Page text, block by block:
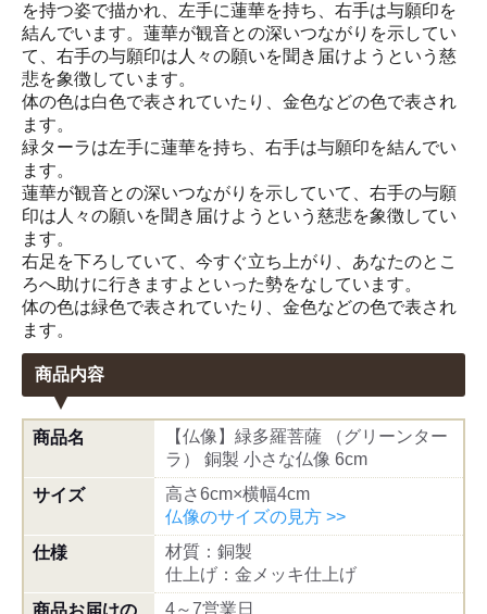
を持つ姿で描かれ、左手に蓮華を持ち、右手は与願印を
結んでいます。蓮華が観音との深いつながりを示してい
て、右手の与願印は人々の願いを聞き届けようという慈
悲を象徴しています。
体の色は白色で表されていたり、金色などの色で表され
ます。
緑ターラは左手に蓮華を持ち、右手は与願印を結んでい
ます。
蓮華が観音との深いつながりを示していて、右手の与願
印は人々の願いを聞き届けようという慈悲を象徴してい
ます。
右足を下ろしていて、今すぐ立ち上がり、あなたのとこ
ろへ助けに行きますよといった勢をなしています。
体の色は緑色で表されていたり、金色などの色で表され
ます。
商品内容
商品名
【仏像】緑多羅菩薩 （グリーンター
ラ） 銅製 小さな仏像 6cm
サイズ
高さ6cm×横幅4cm
仏像のサイズの見方 >>
仕様
材質：銅製
仕上げ：金メッキ仕上げ
商品お届けの
4～7営業日